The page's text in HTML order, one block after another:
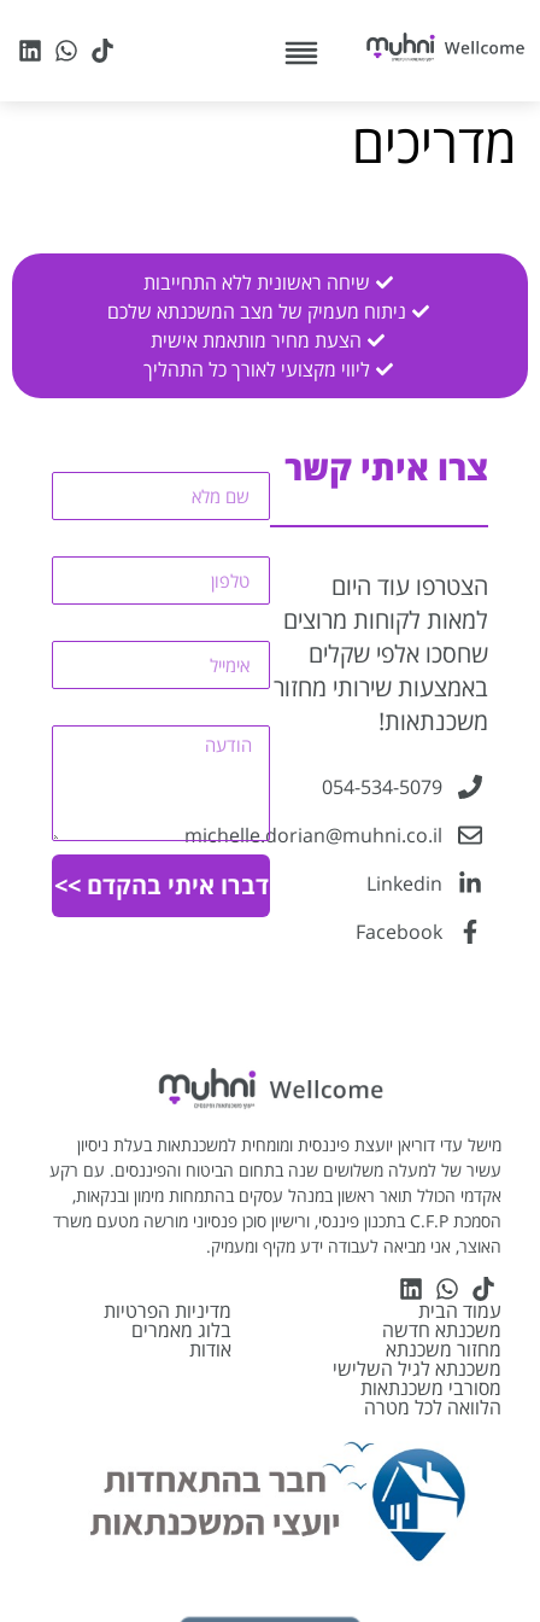
מדריכים
שיחה ראשונית ללא התחייבות
ניתוח מעמיק של מצב המשכנתא שלכם
הצעת מחיר מותאמת אישית
ליווי מקצועי לאורך כל התהליך
צרו איתי קשר
הצטרפו עוד היום
למאות לקוחות מרוצים
שחסכו אלפי שקלים
באמצעות שירותי מחזור
משכנתאות!
054-534-5079
michelle.dorian@muhni.co.il
Linkedin
Facebook
דברו איתי בהקדם >>
מישל עדי דוריאן יועצת פיננסית ומומחית למשכנתאות בעלת ניסיון
עשיר של למעלה משלושים שנה בתחום הביטוח והפיננסים. עם רקע
אקדמי הכולל תואר ראשון במנהל עסקים בהתמחות מימון ובנקאות,
הסמכת C.F.P בתכנון פיננסי, ורישיון סוכן פנסיוני מורשה מטעם משרד
האוצר, אני מביאה לעבודה ידע מקיף ומעמיק.
עמוד הבית
משכנתא חדשה
מחזור משכנתא
משכנתא לגיל השלישי
מסורבי משכנתאות
הלוואה לכל מטרה
מדיניות הפרטיות
בלוג מאמרים
אודות